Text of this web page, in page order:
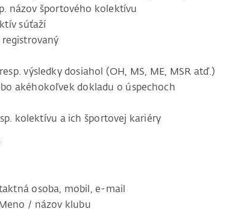
názov športového kolektívu
súťaží
výsledky dosiahol (OH, MS, ME, MSR atď.)
akéhokoľvek dokladu o úspechoch
kolektívu a ich športovej kariéry
osoba, mobil, e-mail
/ názov klubu